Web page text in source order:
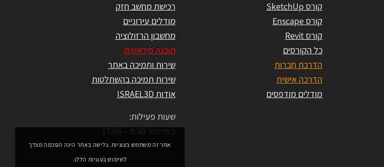
קורס SketchUp
קורס Enscape
קורס Revit
כל הקורסים
הדרכת חברות
הדרכה אישית
מודלים מודפסים
רכישת מחשב חזק
מודלים עירוניים
מחשבון הרזולוציה
תוכנה פיראטית
שירות ותמיכה באתר
שירות תמיכה בהשתלטות
אודות ISRAEL3D
שעות פעילות:
בימי חול 9:30 – 17:00
אתר זה משתמש בעוגיות. גלישה באתר הינה הסכמה מצדך
לשימוש בעוגיות הללו.